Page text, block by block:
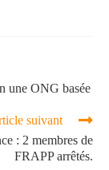
une ONG basée
suivant
: 2 membres de
FRAPP arrêtés.